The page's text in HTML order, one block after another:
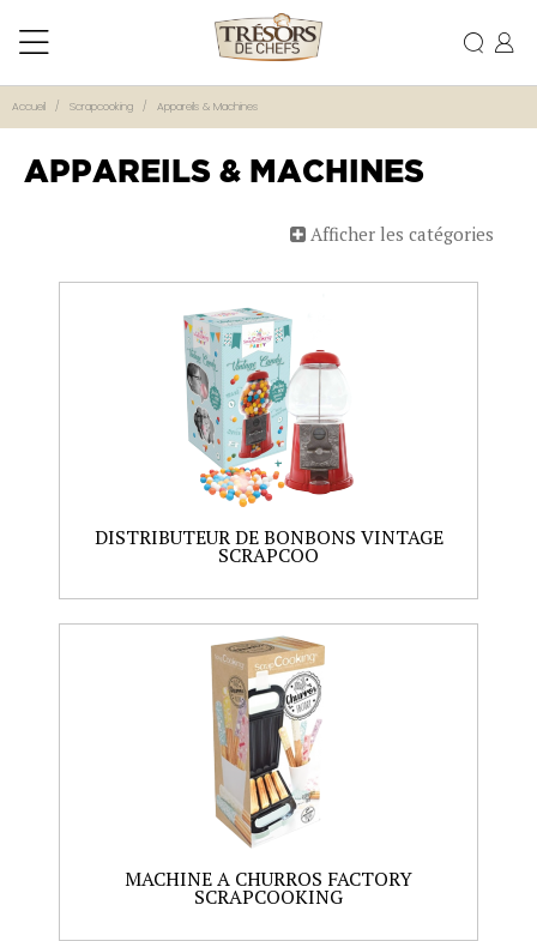
Accueil Scrapcooking Appareils & Machines
APPAREILS & MACHINES
Afficher les catégories
DISTRIBUTEUR DE BONBONS VINTAGE
SCRAPCOO
MACHINE A CHURROS FACTORY
SCRAPCOOKING